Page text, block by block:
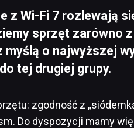
z Wi-Fi 7 rozlewają
sprzęt zarówno
o najwyższej
tej drugiej grupy.
zgodność z
Do dyspozycji mamy